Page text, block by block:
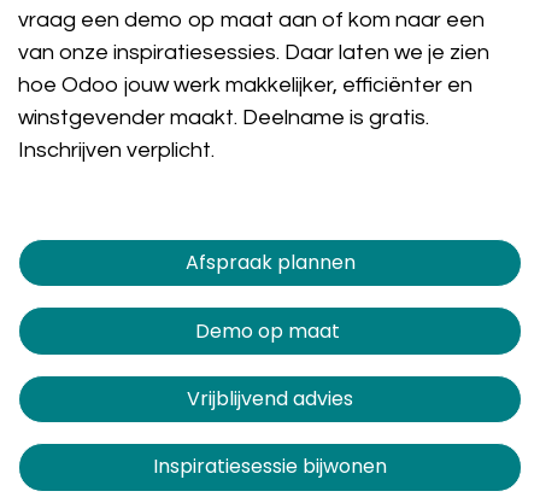
vraag een demo op maat aan of kom naar een
van onze inspiratiesessies. Daar laten we je zien
hoe Odoo jouw werk makkelijker, efficiënter en
winstgevender maakt. Deelname is gratis.
Inschrijven verplicht.
Afspraak plannen​​​​
Demo op maat
Vrijblijvend advies
Inspiratiesessie bijwonen